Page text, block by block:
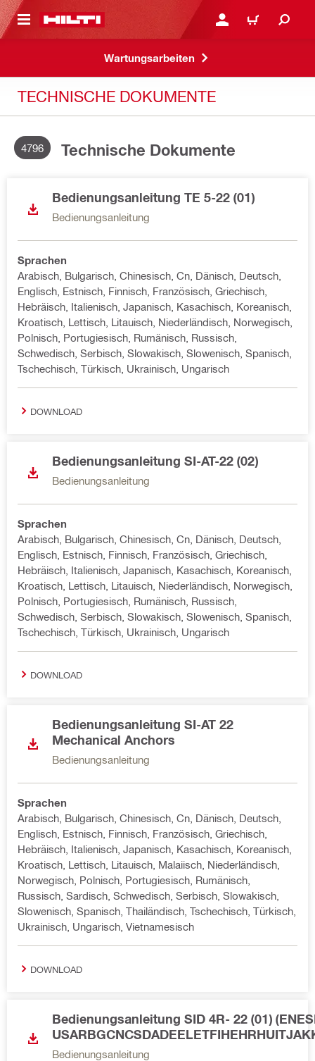
ANMELDEN ODER
WARENKORB
Wartungsarbeiten
TECHNISCHE DOKUMENTE
4796 Technische Dokumente
Bedienungsanleitung TE 5-22 (01)
Bedienungsanleitung
Sprachen
Arabisch, Bulgarisch, Chinesisch, Cn, Dänisch, Deutsch,
Englisch, Estnisch, Finnisch, Französisch, Griechisch,
Hebräisch, Italienisch, Japanisch, Kasachisch, Koreanisch,
Kroatisch, Lettisch, Litauisch, Niederländisch, Norwegisch,
Polnisch, Portugiesisch, Rumänisch, Russisch,
Schwedisch, Serbisch, Slowakisch, Slowenisch, Spanisch,
Tschechisch, Türkisch, Ukrainisch, Ungarisch
DOWNLOAD
Bedienungsanleitung SI-AT-22 (02)
Bedienungsanleitung
Sprachen
Arabisch, Bulgarisch, Chinesisch, Cn, Dänisch, Deutsch,
Englisch, Estnisch, Finnisch, Französisch, Griechisch,
Hebräisch, Italienisch, Japanisch, Kasachisch, Koreanisch,
Kroatisch, Lettisch, Litauisch, Niederländisch, Norwegisch,
Polnisch, Portugiesisch, Rumänisch, Russisch,
Schwedisch, Serbisch, Slowakisch, Slowenisch, Spanisch,
Tschechisch, Türkisch, Ukrainisch, Ungarisch
DOWNLOAD
Bedienungsanleitung SI-AT 22
Mechanical Anchors
Bedienungsanleitung
Sprachen
Arabisch, Bulgarisch, Chinesisch, Cn, Dänisch, Deutsch,
Englisch, Estnisch, Finnisch, Französisch, Griechisch,
Hebräisch, Italienisch, Japanisch, Kasachisch, Koreanisch,
Kroatisch, Lettisch, Litauisch, Malaiisch, Niederländisch,
Norwegisch, Polnisch, Portugiesisch, Rumänisch,
Russisch, Sardisch, Schwedisch, Serbisch, Slowakisch,
Slowenisch, Spanisch, Thailändisch, Tschechisch, Türkisch,
Ukrainisch, Ungarisch, Vietnamesisch
DOWNLOAD
Bedienungsanleitung SID 4R- 22 (01)
Bedienungsanleitung